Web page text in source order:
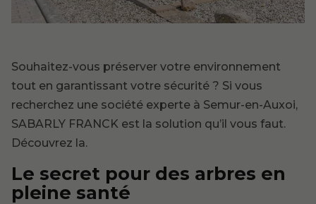
Souhaitez-vous préserver votre environnement
tout en garantissant votre sécurité ? Si vous
recherchez une société experte à Semur-en-Auxoi,
SABARLY FRANCK est la solution qu’il vous faut.
Découvrez la.
Le secret pour des arbres en
pleine santé